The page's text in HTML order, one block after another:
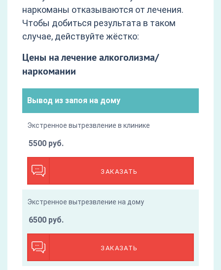
наркоманы отказываются от лечения.
Чтобы добиться результата в таком
случае, действуйте жёстко:
Цены на лечение алкоголизма/
наркомании
Вывод из запоя на дому
Экстренное вытрезвление в клинике
ЗАКАЗАТЬ
5500 руб.
Экстренное вытрезвление на дому
ЗАКАЗАТЬ
6500 руб.